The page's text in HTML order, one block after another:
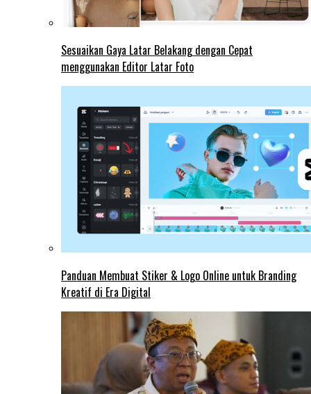
Sesuaikan Gaya Latar Belakang dengan Cepat
menggunakan Editor Latar Foto
Panduan Membuat Stiker & Logo Online untuk Branding
Kreatif di Era Digital